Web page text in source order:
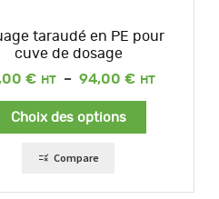
taraudé en PE pour
cuve de dosage
€ – 94,00 €
Plage
Choix des options
Compare